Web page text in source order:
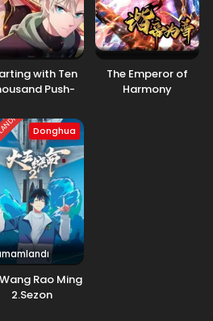
Gods 44.Bölüm izle
17, 2025
Gods 43.Bölüm izle
Gods 42.Bölüm izle
4, 2025
Gods 41.Bölüm izle
27, 2025
Gods 40.Bölüm izle
with Ten
Push-
Gods
The Emperor of
Harmony
Donghua
Rao Ming
2.Sezon